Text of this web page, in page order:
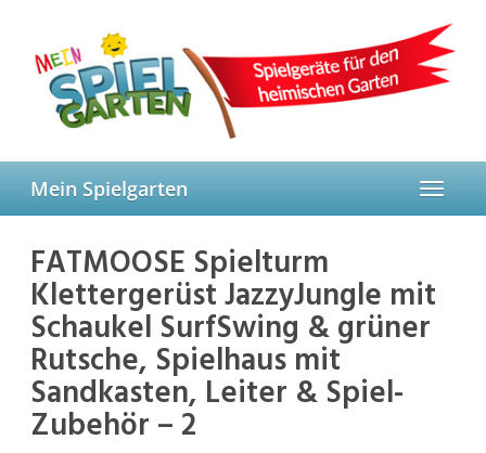
content
Toggle
Mein Spielgarten
FATMOOSE Spielturm
Klettergerüst JazzyJungle mit
Schaukel SurfSwing & grüner
Rutsche, Spielhaus mit
Sandkasten, Leiter & Spiel-
Zubehör – 2